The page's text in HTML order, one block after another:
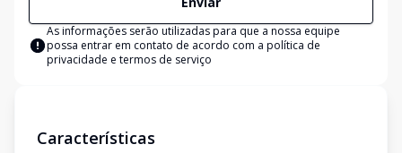
As informações serão utilizadas para que a nossa equipe
possa entrar em contato de acordo com a política de
privacidade e termos de serviço
Características